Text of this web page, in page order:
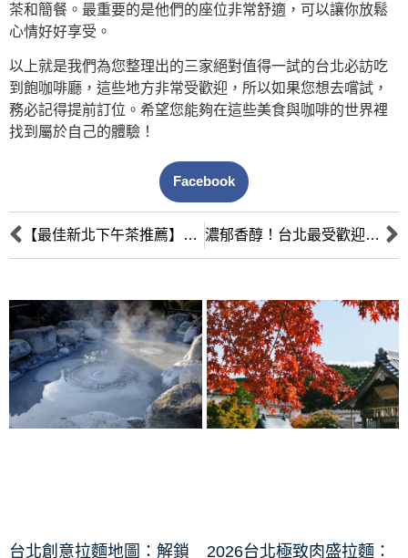
茶和簡餐。最重要的是他們的座位非常舒適，可以讓你放鬆
心情好好享受。
以上就是我們為您整理出的三家絕對值得一試的台北必訪吃
到飽咖啡廳，這些地方非常受歡迎，所以如果您想去嚐試，
務必記得提前訂位。希望您能夠在這些美食與咖啡的世界裡
找到屬於自己的體驗！
Facebook
【最佳新北下午茶推薦】淡水區歷史悠久的老字號甜點店，傳承風味，回味無窮！ 濃郁香醇！台北最受歡迎的吃到飽咖啡廳TOP5大公開！
台北創意拉麵地圖：解鎖
2026台北極致肉盛拉麵：